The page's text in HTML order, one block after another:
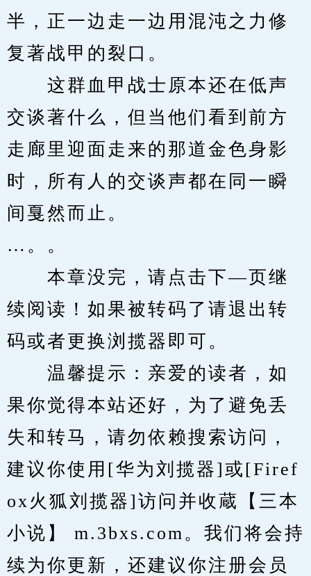
半，正一边走一边用混沌之力修
复著战甲的裂口。
这群血甲战士原本还在低声
交谈著什么，但当他们看到前方
走廊里迎面走来的那道金色身影
时，所有人的交谈声都在同一瞬
间戛然而止。
…。。
本章没完，请点击下—页继
续阅读！如果被转码了请退出转
码或者更换浏揽器即可。
温馨提示：亲爱的读者，如
果你觉得本站还好，为了避免丢
失和转马，请勿依赖搜索访问，
建议你使用[华为刘揽器]或[Firef
ox火狐刘揽器]访问并收蔵【三本
小说】 m.3bxs.com。我们将会持
续为你更新，还建议你注册会员